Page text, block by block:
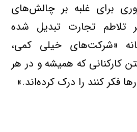
براي غلبه بر چالش‌هاي
تلاطم تجارت تبديل شده
«شرکت‌هاي خيلي کمي،
کارکناني که هميشه و در هر
فکر کنند را درک کرده‌اند.»